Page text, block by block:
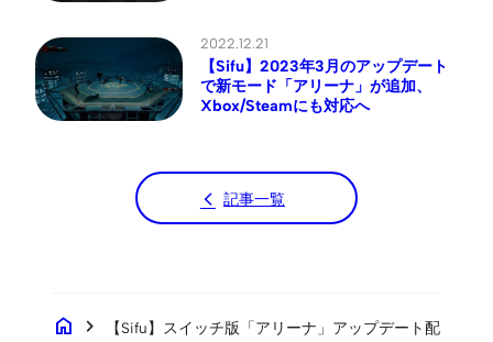
2022.12.21
【Sifu】2023年3月のアップデート
で新モード「アリーナ」が追加、
Xbox/Steamにも対応へ
記事一覧
home chevron_right
【Sifu】スイッチ版「アリーナ」アップデート配